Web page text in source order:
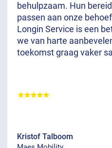
behulpzaam. Hun
passen aan onze
Longin Service is een
we van harte
toekomst graag vaker
Kristof Talboom